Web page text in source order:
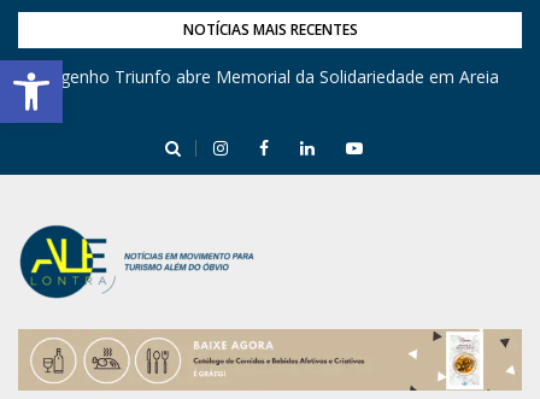
Barra de Ferramentas Aberta
NOTÍCIAS MAIS RECENTES
Engenho Triunfo abre Memorial da Solidariedade em Areia